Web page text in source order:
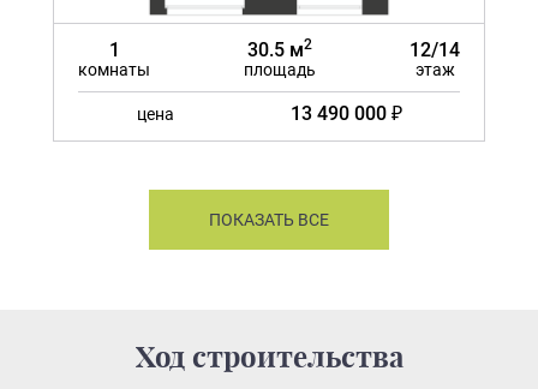
1
комнаты
30.5 м2
площадь
12/14
этаж
цена 13 490 000 ₽
ПОКАЗАТЬ ВСЕ
Ход строительства